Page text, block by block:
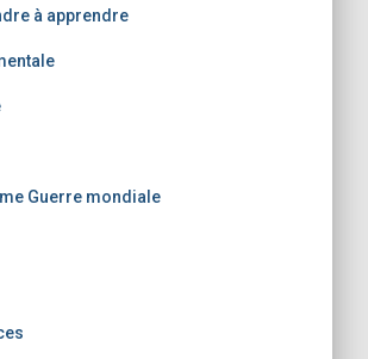
à apprendre
Guerre mondiale